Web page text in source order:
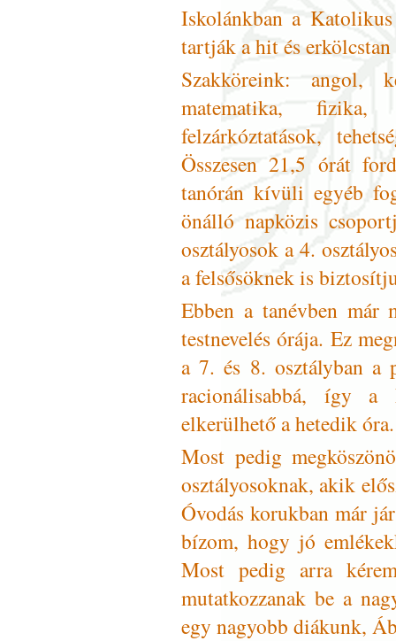
Iskolánkban a
tartják a hit és
Szakköreink: angol,
matematika, fizika,
felzárkóztatások,
Összesen 21,5 órát
tanórán kívüli egyéb
önálló napközis
osztályosok a 4.
a felsősöknek is
Ebben a tanévben már
testnevelés órája. Ez
a 7. és 8. osztályban a
racionálisabbá, így
elkerülhető a hetedik óra.
Most pedig
osztályosoknak, akik
Óvodás korukban már
bízom, hogy jó
Most pedig arra
mutatkozzanak be a
egy nagyobb diákunk,